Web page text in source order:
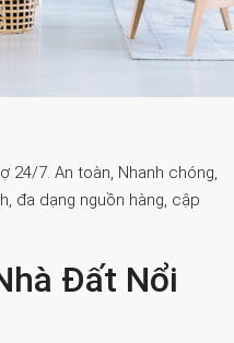
24/7. An toàn, Nhanh chóng,
đa dạng nguồn hàng, cập
Đất Nổi